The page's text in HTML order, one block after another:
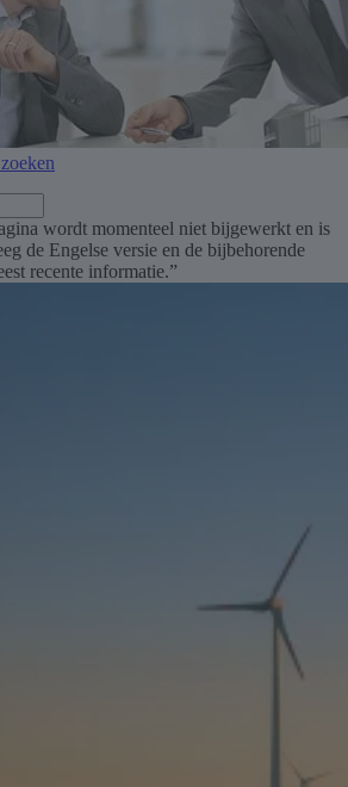
wordt momenteel niet bijgewerkt en is
de Engelse versie en de bijbehorende
recente informatie.”